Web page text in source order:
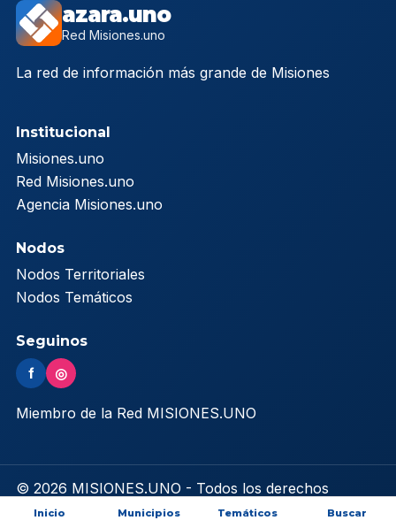
azara.uno
Red Misiones.uno
La red de información más grande de Misiones
Institucional
Misiones.uno
Red Misiones.uno
Agencia Misiones.uno
Nodos
Nodos Territoriales
Nodos Temáticos
Seguinos
f ◎
Miembro de la Red MISIONES.UNO
© 2026 MISIONES.UNO - Todos los derechos
reservados
Inicio Municipios Temáticos Buscar